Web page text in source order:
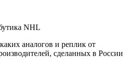
NHL
аналогов и реплик от
сделанных в России